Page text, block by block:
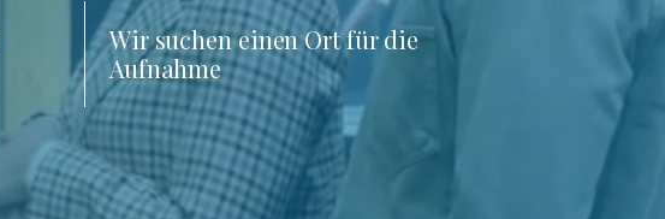
Wir suchen einen Ort für die
Aufnahme